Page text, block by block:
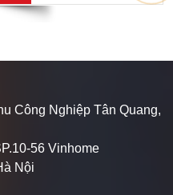
Công Nghiệp Tân Quang,
56 Vinhome
Nội